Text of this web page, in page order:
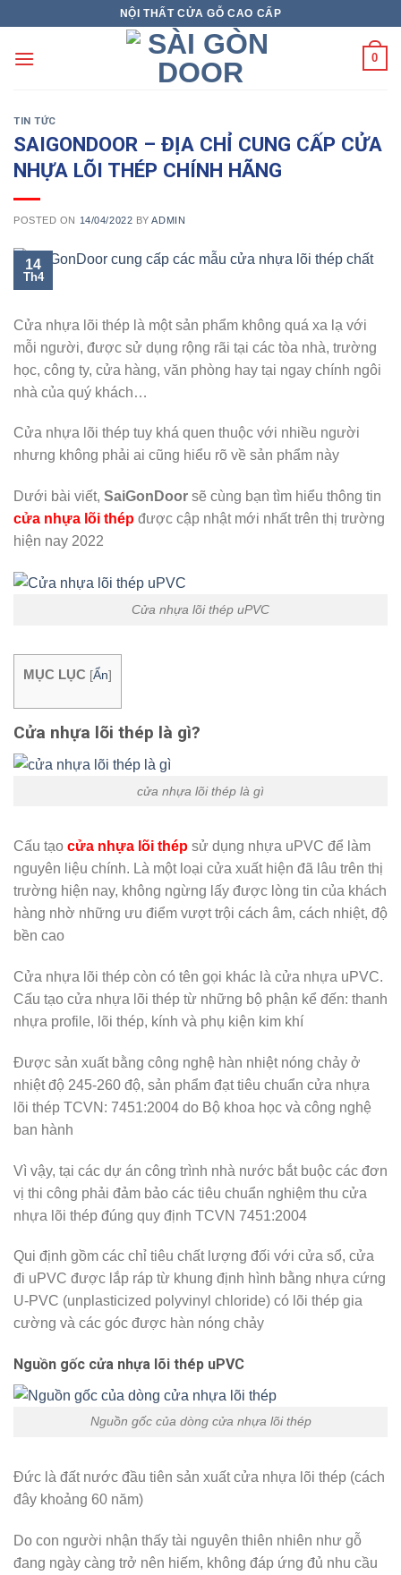
content
NỘI THẤT CỬA GỖ CAO CẤP
0
TIN TỨC
SAIGONDOOR – ĐỊA CHỈ CUNG CẤP CỬA
NHỰA LÕI THÉP CHÍNH HÃNG
POSTED ON 14/04/2022 BYADMIN
14
Th4
Cửa nhựa lõi thép là một sản phẩm không quá xa lạ với
mỗi người, được sử dụng rộng rãi tại các tòa nhà, trường
học, công ty, cửa hàng, văn phòng hay tại ngay chính ngôi
nhà của quý khách…
Cửa nhựa lõi thép tuy khá quen thuộc với nhiều người
nhưng không phải ai cũng hiểu rõ về sản phẩm này
Dưới bài viết, SaiGonDoor sẽ cùng bạn tìm hiểu thông tin
cửa nhựa lõi thép được cập nhật mới nhất trên thị trường
hiện nay 2022
Cửa nhựa lõi thép uPVC
MỤC LỤC [Ẩn]
Cửa nhựa lõi thép là gì?
cửa nhựa lõi thép là gì
Cấu tạo cửa nhựa lõi thép sử dụng nhựa uPVC để làm
nguyên liệu chính. Là một loại cửa xuất hiện đã lâu trên thị
trường hiện nay, không ngừng lấy được lòng tin của khách
hàng nhờ những ưu điểm vượt trội cách âm, cách nhiệt, độ
bền cao
Cửa nhựa lõi thép còn có tên gọi khác là cửa nhựa uPVC.
Cấu tạo cửa nhựa lõi thép từ những bộ phận kể đến: thanh
nhựa profile, lõi thép, kính và phụ kiện kim khí
Được sản xuất bằng công nghệ hàn nhiệt nóng chảy ở
nhiệt độ 245-260 độ, sản phẩm đạt tiêu chuẩn cửa nhựa
lõi thép TCVN: 7451:2004 do Bộ khoa học và công nghệ
ban hành
Vì vậy, tại các dự án công trình nhà nước bắt buộc các đơn
vị thi công phải đảm bảo các tiêu chuẩn nghiệm thu cửa
nhựa lõi thép đúng quy định TCVN 7451:2004
Qui định gồm các chỉ tiêu chất lượng đối với cửa sổ, cửa
đi uPVC được lắp ráp từ khung định hình bằng nhựa cứng
U-PVC (unplasticized polyvinyl chloride) có lõi thép gia
cường và các góc được hàn nóng chảy
Nguồn gốc cửa nhựa lõi thép uPVC
Nguồn gốc của dòng cửa nhựa lõi thép
Đức là đất nước đầu tiên sản xuất cửa nhựa lõi thép (cách
đây khoảng 60 năm)
Do con người nhận thấy tài nguyên thiên nhiên như gỗ
đang ngày càng trở nên hiếm, không đáp ứng đủ nhu cầu